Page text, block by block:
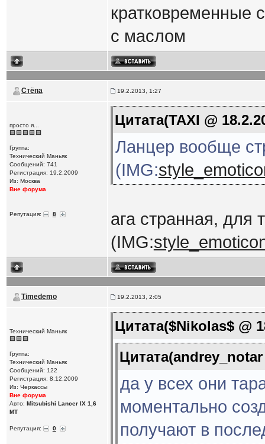
кратковременные
с маслом
Стёпа 19.2.2013, 1:27
просто я...
Группа:
Технический Маньяк
Сообщений: 741
Регистрация: 19.2.2009
Из: Москва
Вне форума
Репутация: 8
Цитата(TAXI @
Ланцер вообще
(IMG:
ага странная, для
(IMG:
Timedemo 19.2.2013, 2:05
Технический Маньяк
Группа:
Технический Маньяк
Сообщений: 122
Регистрация: 8.12.2009
Из: Черкассы
Вне форума
Авто: Mitsubishi Lancer IX 1,6
MT
Репутация: 0
Цитата($Nikolas$ @
да у всех они
моментально
получают в